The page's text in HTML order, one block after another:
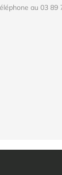
au 03 89